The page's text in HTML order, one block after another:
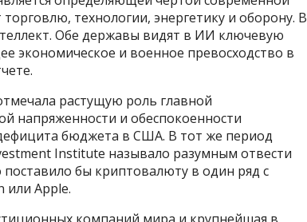
технологии, энергетику и оборону. В
Обе державы видят в ИИ ключевую
экономическое и военное превосходство в
растущую роль главной
напряженности и обеспокоенности
бюджета в США. В тот же период
Institute называло разумным отвести
бы криптовалюту в один ряд с
или Apple.